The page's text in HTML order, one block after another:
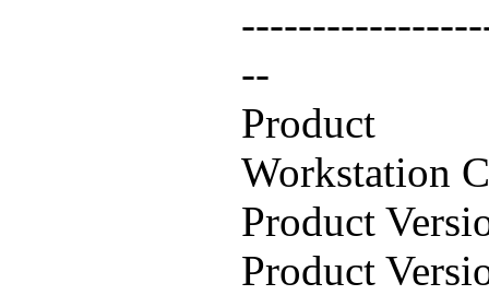
--
Product :
Workstation
Product
Product